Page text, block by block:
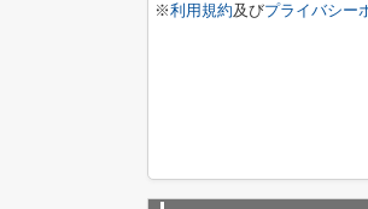
※利用規約及びプライバシー